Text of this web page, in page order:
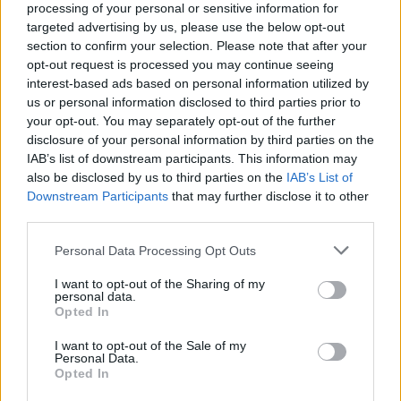
processing of your personal or sensitive information for
targeted advertising by us, please use the below opt-out
section to confirm your selection. Please note that after your
opt-out request is processed you may continue seeing
interest-based ads based on personal information utilized by
us or personal information disclosed to third parties prior to
your opt-out. You may separately opt-out of the further
disclosure of your personal information by third parties on the
IAB’s list of downstream participants. This information may
also be disclosed by us to third parties on the IAB’s List of
Downstream Participants that may further disclose it to other
Please note that this website/app uses one or more Google
not limited to your visit or usage behaviour. You may click to
grant or deny consent to Google and its third-party tags to
use your data for below specified purposes in below Google
consent section.
Personal Data Processing Opt Outs
I want to opt-out of the Sharing of my
personal data.
Opted In
I want to opt-out of the Sale of my
Personal Data.
Opted In
που επέτρεψε τη διέλευση ιρακινών
πετρελαϊκών τανκερ από τα Στενά του
Χορμούζ, επαναλαμβάνοντας την
πολιτική απόρριψης του πολέμου που
ακολουθεί η Βαγδάτη, ανακοίνωσε
σήμερα το υπουργείο Εξωτερικών
του Ιράκ.
Το σχόλιο του Χουσεΐν έγινε στη
διάρκεια μιας συνάντησής του με τον
πρεσβευτή του Ιράν στο Ιράκ,
Μοχαμάντ Καζέμ Αλ-Σαντέκ, σύμφωνα
με την ίδια ανακοίνωση.
Συγχαρητήρια